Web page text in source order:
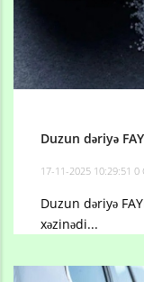
Duzun dəriyə
17-11-2025 10:29:51 0
Duzun dəriyə
xəzinədi...